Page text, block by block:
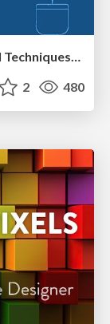
Gemini Prompt Engineering: Practical Techniques for Tangible AI Outcomes
2 480